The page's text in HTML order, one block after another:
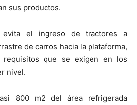
sus productos.
evita el ingreso de tractores a
de carros hacia la plataforma,
requisitos que se exigen en los
nivel.
800 m2 del área refrigerada